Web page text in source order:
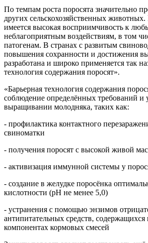
По темпам роста поросята значительно
других сельскохозяйственных
имеется высокая восприимчивость к
неблагоприятным воздействиям, в том
патогенам. В странах с развитым
повышения сохранности и достижения
разработана и широко применяется так
технология содержания поросят».
«Барьерная технология содержания
соблюдение определённых требований и
выращивании молодняка, таких как:
- профилактика контактного
свиноматки
- получения поросят с высокой живой
- активизация иммунной системы у
- создание в желудке поросёнка
кислотности (pH не менее 5,0)
- устранения с помощью энзимов
антипитательных средств, содержащихся
компонентах кормовых смесей